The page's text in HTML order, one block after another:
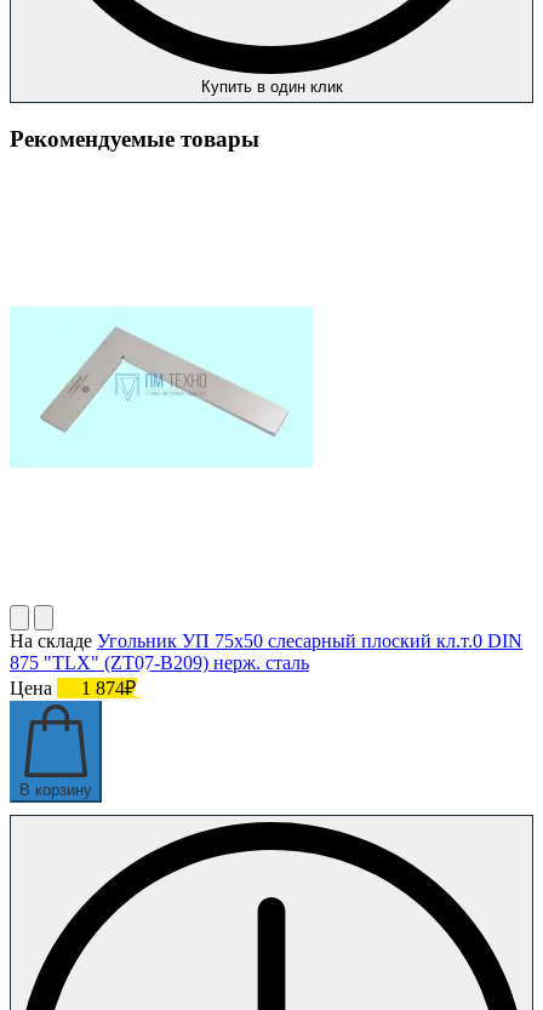
Купить в один клик
Рекомендуемые товары
На складе Угольник УП 75х50 слесарный плоский кл.т.0 DIN
875 "TLX" (ZT07-B209) нерж. сталь
Цена
1 874₽
В корзину